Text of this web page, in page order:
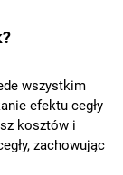
wszystkim
efektu cegły
kosztów i
zachowując